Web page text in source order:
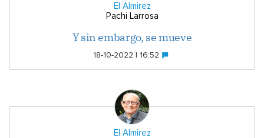
El Almirez
Pachi Larrosa
Y sin embargo, se mueve
18-10-2022 | 16:52
El Almirez